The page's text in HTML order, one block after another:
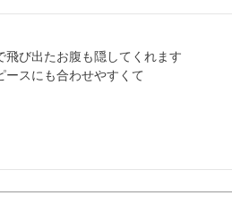
飛び出たお腹も隠してくれます
スにも合わせやすくて